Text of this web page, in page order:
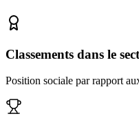
Classements dans le
Position sociale par rapport